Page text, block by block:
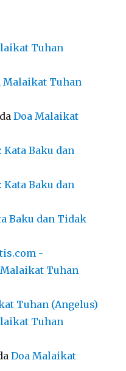
Tuhan
Malaikat Tuhan
Doa Malaikat
Kata Baku dan
Kata Baku dan
Baku dan Tidak
-
Malaikat Tuhan
Tuhan (Angelus)
Tuhan
Doa Malaikat